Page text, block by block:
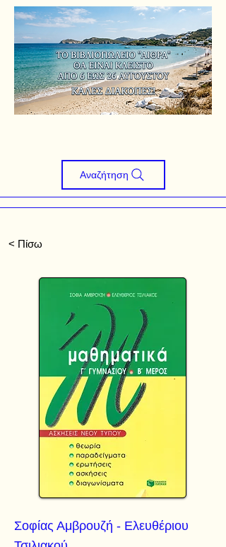
Αναζήτηση
< Πίσω
Σοφίας Αμβρουζή - Ελευθέριου